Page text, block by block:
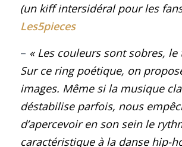
(un kiff intersidéral pour les
Les5pieces
– « Les couleurs sont sobres, le
Sur ce ring poétique, on
images. Même si la musique
déstabilise parfois, nous
d’apercevoir en son sein le
caractéristique à la danse hip-